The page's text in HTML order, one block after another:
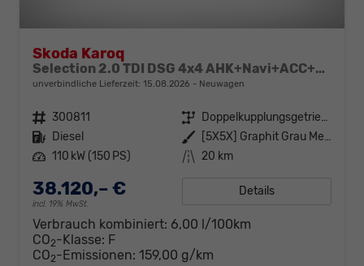
Skoda Karoq
Selection 2.0 TDI DSG 4x4 AHK+Navi+ACC+Kamera+Sitzheiz+eHeck+Chrom+Lodge+GV5
unverbindliche Lieferzeit: 15.08.2026 Neuwagen
Fahrzeugnr. 300811 Getriebe
Doppelkupplungsgetriebe (DSG)
Kraftstoff Diesel Außenfarbe
[5X5X] Graphit Grau Metallic
Leistung 110 kW (150 PS) Kilometerstand 20 km
38.120,– €
incl. 19% MwSt.
Details
Verbrauch kombiniert: 6,00 l/100km
CO2-Klasse: F
CO2-Emissionen: 159,00 g/km